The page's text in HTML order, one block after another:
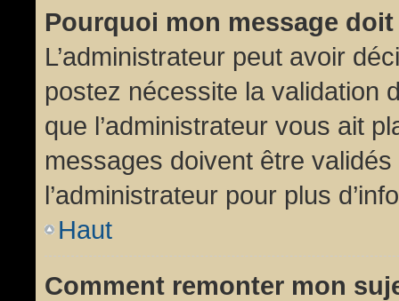
Pourquoi mon message
L’administrateur peut avoir
postez nécessite la validation
que l’administrateur vous ait
messages doivent être
l’administrateur pour plus
Haut
Comment remonter mon